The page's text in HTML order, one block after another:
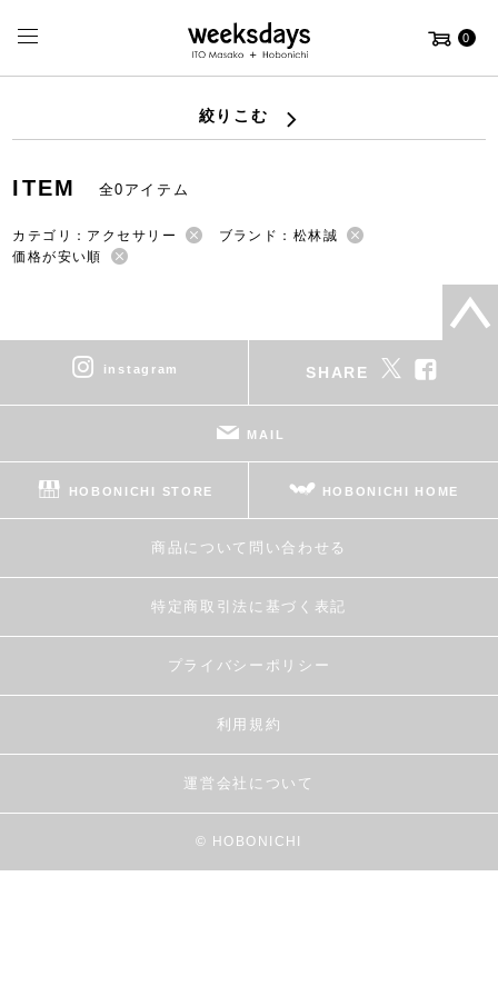
0
絞りこむ
ITEM 全0アイテム
カテゴリ：アクセサリー
ブランド：松林誠
価格が安い順
instagram SHARE
MAIL
HOBONICHI STORE HOBONICHI HOME
商品について問い合わせる
特定商取引法に基づく表記
プライバシーポリシー
利用規約
運営会社について
© HOBONICHI